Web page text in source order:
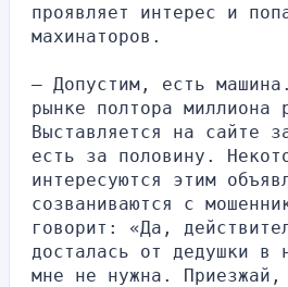
проявляет интерес и
махинаторов.
— Допустим, есть
рынке полтора миллиона
Выставляется на сайте
есть за половину.
интересуются этим
созваниваются с
говорит: «Да,
досталась от дедушки в
мне не нужна.